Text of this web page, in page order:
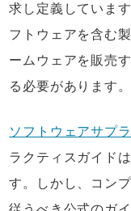
求し定義していま
フトウェアを含む
ームウェアを販売
る必要があります。
ソフトウェアサプ
ラクティスガイド
す。しかし、コン